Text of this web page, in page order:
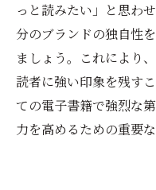
っと読みたい」と思わ
分のブランドの独自性
ましょう。これにより
読者に強い印象を残す
ての電子書籍で強烈な
力を高めるための重要な